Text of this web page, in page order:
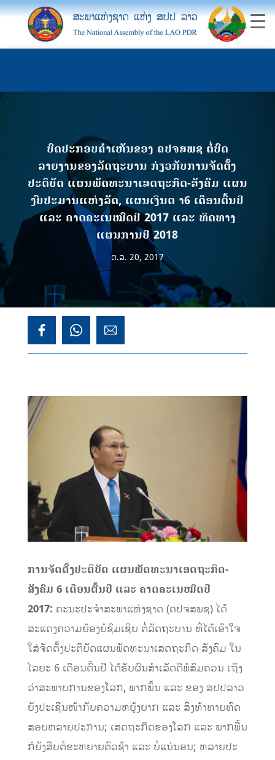
ບົດປະກອບຄຳເຫັນຂອງ ຄປຈສພຊ ຕໍ່ບົດ
ລາຍງານຂອງລັດຖະບານ ກ່ຽວກັບການຈັດຕັ້ງ
ປະຕິບັດ ແຜນພັດທະນາເສດຖະກິດ-ສັງຄົມ ແຜນ
ງົບປະມານແຫ່ງລັດ, ແຜນເງິນຕ າ6 ເດືອນຕົ້ນປີ
ແລະ ຄາດຄະເນໝົດປີ 2017 ແລະ ທິດທາງ
ແຜນການປີ 2018
ຕ.ລ. 20, 2017
ການຈັດ​ຕັ້ງ​ປະຕິບັດ ​ແຜນ​ພັດທະນາ​ເສດຖະກິດ-
ສັງຄົມ​ 6 ​ເດືອນ​ຕົ້ນ​ປີ ​ແລະ ຄາດ​ຄະເນ​ໝົດ​ປີ
2017: ຄະນະປະຈຳສະພາແຫ່ງຊາດ (ຄປຈສພຊ) ​ໄດ້
ສະແດງຄວາມຍ້ອງຍໍຊົມເຊີຍ ຕໍ່ລັດຖະບານ ທີ່​ໄດ້​ເອົາ​ໃຈ​
ໃສ່ຈັດຕັ້ງປະຕິບັດແຜນພັດທະນາເສດຖະກິດ-ສັງຄົມ ໃນ​
ໄລຍະ 6 ​ເດືອນ​ຕົ້ນປີ​ ໄດ້ຮັບຜົນສໍາ​ເລັດ​ດີພໍ​ສົມຄວນ ເຖິງ​
ວ່າສະພາບການຂອງໂລກ, ພາກພື້ນ ​ແລະ ຂອງ ສປປລາວ
ຍັງ​ປະ​ເຊີນ​ໜ້າ​ກັບ​ຄວາມ​ຫຍຸ້ງຍາກ ​ແລະ ສິ່ງ​ທ້າ​ທາຍ​ທົດ​
ສອບ​ຫລາຍ​ປະການ; ​ເສດຖະກິດຂອງ​ໂລກ ​ແລະ ພາກ​ພື້ນ
ກໍຍັງສືບ​ຕໍ່​ຂະຫຍາຍຕົວ​ຊ້າ ​ແລະ ບໍ່​ແນ່ນອນ; ຫລາຍ​ປະ​